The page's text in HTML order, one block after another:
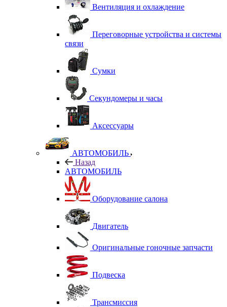
Вентиляция и охлаждение
Переговорные устройства и системы
связи
Сумки
Секундомеры и часы
Аксессуары
АВТОМОБИЛЬ
Назад
АВТОМОБИЛЬ
Оборудование салона
Двигатель
Оригинальные гоночные запчасти
Подвеска
Трансмиссия